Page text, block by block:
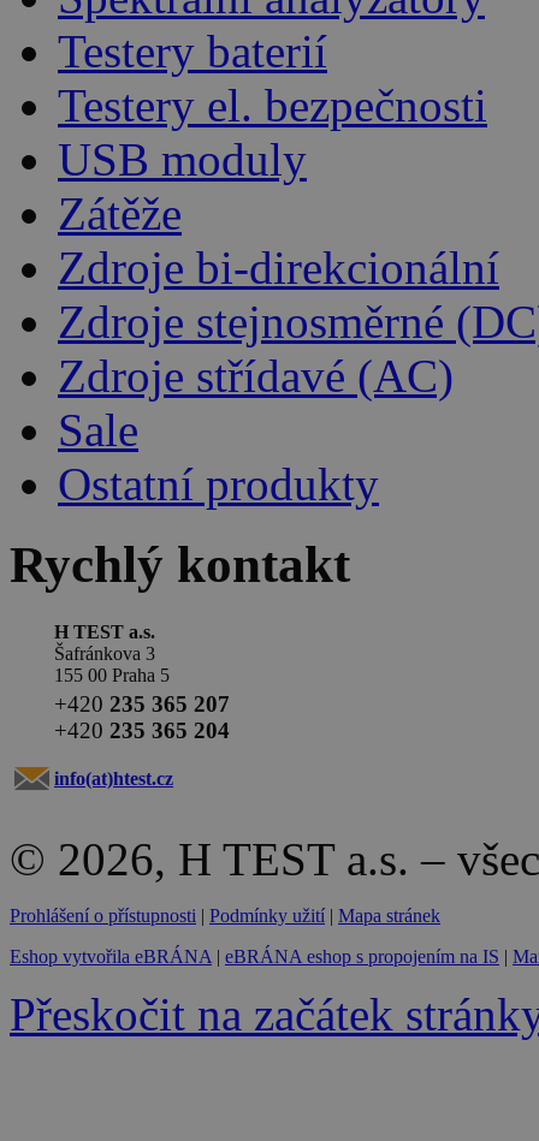
Testery baterií
Testery el. bezpečnosti
USB moduly
Zátěže
Zdroje bi-direkcionální
Zdroje stejnosměrné
Zdroje střídavé (AC)
Sale
Ostatní produkty
Rychlý kontakt
H TEST a.s.
Šafránkova 3
155 00 Praha 5
+420 235 365 207
+420 235 365 204
info(at)htest.cz
© 2026, H TEST a.s. –
Prohlášení o přístupnosti | Podmínky užití | Mapa stránek
Eshop vytvořila eBRÁNA | eBRÁNA eshop s propojením na IS |
Přeskočit na začátek